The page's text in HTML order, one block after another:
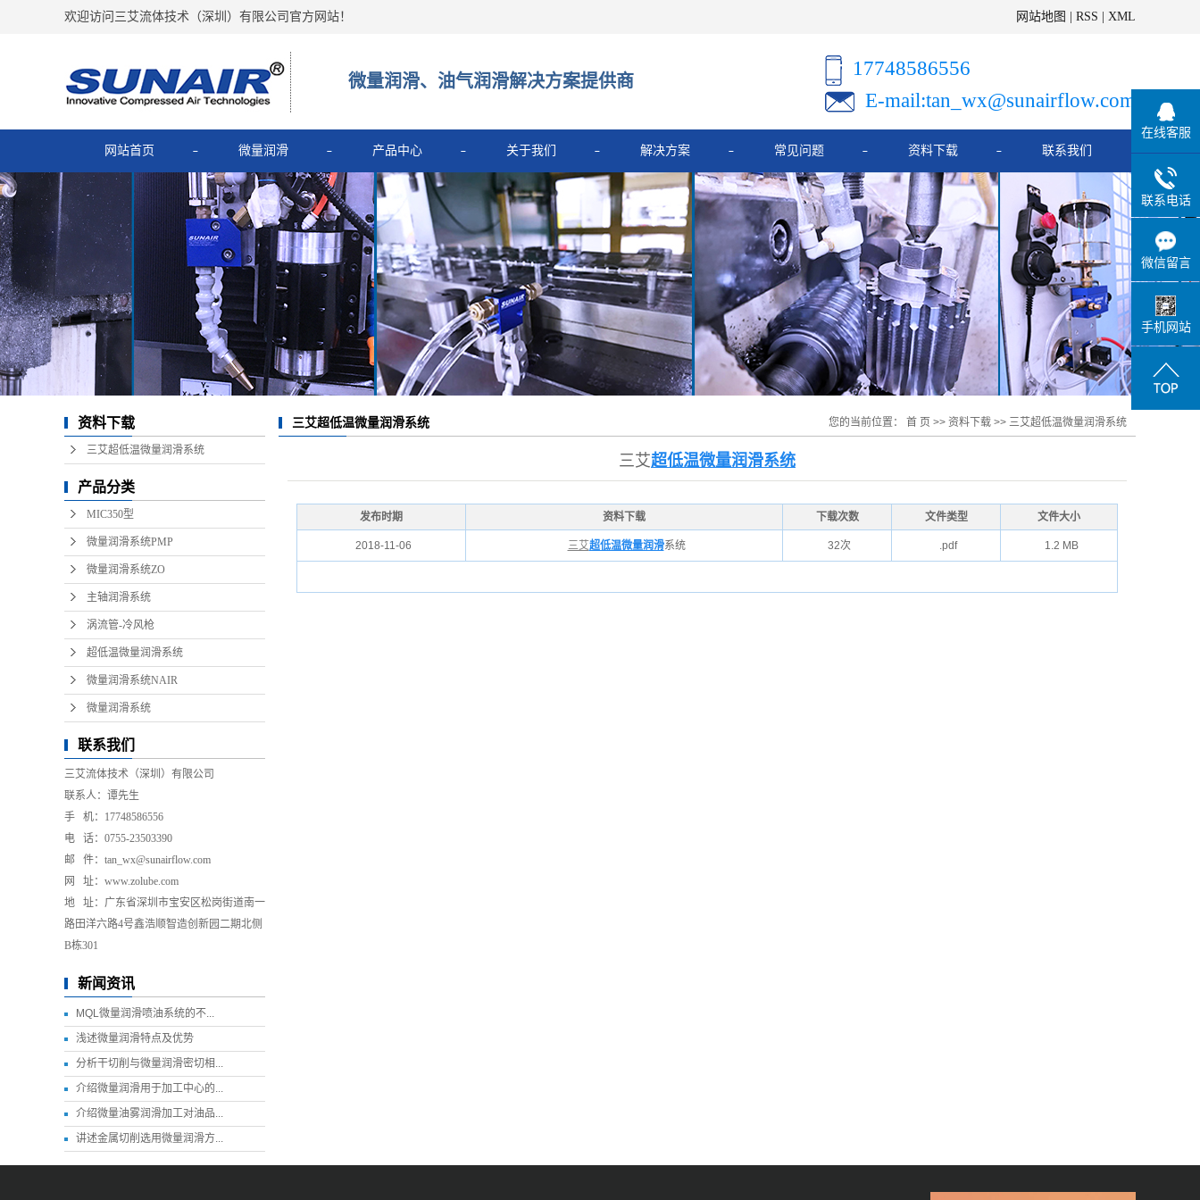
欢迎访问三艾流体技术（深圳）有限公司官方网站！ 网站地图 RSS XML
微量润滑、油气润滑解决方案提供商
17748586556
E-mail:tan_wx@sunairflow.com
网站首页 微量润滑 产品中心
MIC350型
微量润滑系统PMP
微量润滑系统ZO
主轴润滑系统
涡流管-冷风枪
超低温微量润滑系统
关于我们
公司简介
新闻资讯
解决方案
解决方案
常见问题 资料下载 联系我们
资料下载
三艾超低温微量润滑系统
产品分类
MIC350型
微量润滑系统PMP
微量润滑系统ZO
主轴润滑系统
涡流管-冷风枪
超低温微量润滑系统
微量润滑系统NAIR
微量润滑系统
联系我们
三艾流体技术（深圳）有限公司
联系人：谭先生
手 机：17748586556
电 话：0755-23503390
邮 件：tan_wx@sunairflow.com
网 址：www.zolube.com
地 址：广东省深圳市宝安区松岗街道南一
路田洋六路4号鑫浩顺智造创新园二期北侧
B栋301
新闻资讯
MQL微量润滑喷油系统的不...
浅述微量润滑特点及优势
分析干切削与微量润滑密切相...
介绍微量润滑用于加工中心的...
介绍微量油雾润滑加工对油品...
讲述金属切削选用微量润滑方...
三艾超低温微量润滑系统 您的当前位置： 首 页 >> 资料下载 >> 三艾超低温微量润滑系统
三艾超低温微量润滑系统
发布时期 资料下载 下载次数 文件类型 文件大小
2018-11-06 三艾超低温微量润滑系统 32次 .pdf 1.2 MB
在线客服
联系电话
微信留言
手机网站